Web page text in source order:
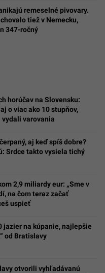
remeselné pivovary.
tiež v Nemecku,
347-ročný
horúčav na Slovensku:
o viac ako 10 stupňov,
varovania
aj keď spíš dobre?
Srdce takto vysiela tichý
2,9 miliardy eur: „Sme v
na čom teraz začať
uspieť
jazier na kúpanie, najlepšie
od Bratislavy
otvorili vyhľadávanú